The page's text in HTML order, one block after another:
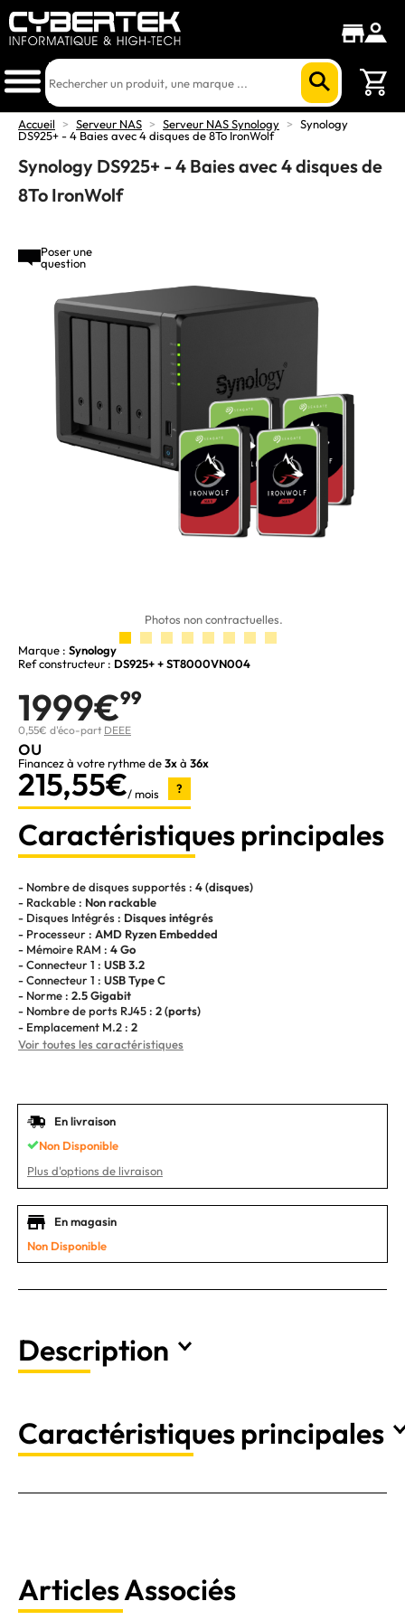
Accueil > Serveur NAS > Serveur NAS Synology > Synology
DS925+ - 4 Baies avec 4 disques de 8To IronWolf
Synology DS925+ - 4 Baies avec 4 disques de
8To IronWolf
Poser une
question
Photos non contractuelles.
Marque : Synology
Ref constructeur : DS925+ + ST8000VN004
1999€99
0,55€ d'éco-part DEEE
ou
Financez à votre rythme de3xà 36x
215,55€/ mois ?
Caractéristiques principales
- Nombre de disques supportés : 4 (disques)
- Rackable : Non rackable
- Disques Intégrés : Disques intégrés
- Processeur : AMD Ryzen Embedded
- Mémoire RAM : 4 Go
- Connecteur 1 : USB 3.2
- Connecteur 1 : USB Type C
- Norme : 2.5 Gigabit
- Nombre de ports RJ45 : 2 (ports)
- Emplacement M.2 : 2
Voir toutes les caractéristiques
En livraison
Non Disponible
Plus d'options de livraison
En magasin
Non Disponible
Description
Caractéristiques principales
Articles Associés